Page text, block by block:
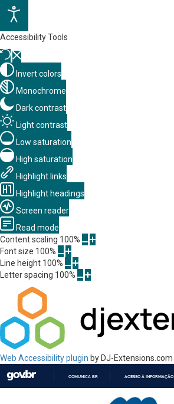
Accessibility Tools
Invert colors
Monochrome
Dark contrast
Light contrast
Low saturation
High saturation
Highlight links
Highlight headings
Screen reader
Read mode
Content scaling 100%
Font size 100%
Line height 100%
Letter spacing 100%
Web Accessibility plugin by DJ-Extensions.com
PARA
COMUNICA BR ACESSO À INFORMAÇÃO